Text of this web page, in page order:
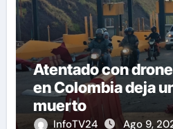
Atentado con
en Colombia deja
muerto
InfoTV24 Ago 9,